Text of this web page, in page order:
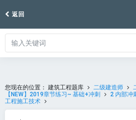
返回
您现在的位置： 建筑工程题库 二级建造师
【NEW】2019章节练习~ 基础+冲刺
2 内部冲
工程施工技术